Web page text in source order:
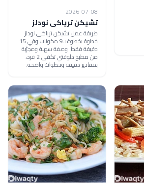
2026-07-08
تشيكن ترياكى نودلز
طريقة عمل تشيكن ترياكى نودلز
خطوة بخطوة بـ9 مكونات وفي 15
دقيقة فقط. وصفة سهلة ومجرّبة
من مطبخ دلوقتي تكفي 2 فرد،
بمقادير دقيقة وخطوات واضحة.